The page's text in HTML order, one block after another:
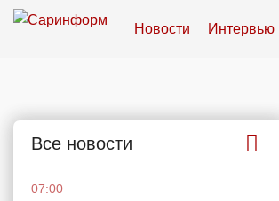
Новости Интервью
Все новости
07:00